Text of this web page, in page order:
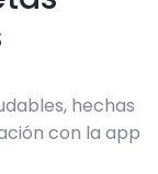
hechas
con la app